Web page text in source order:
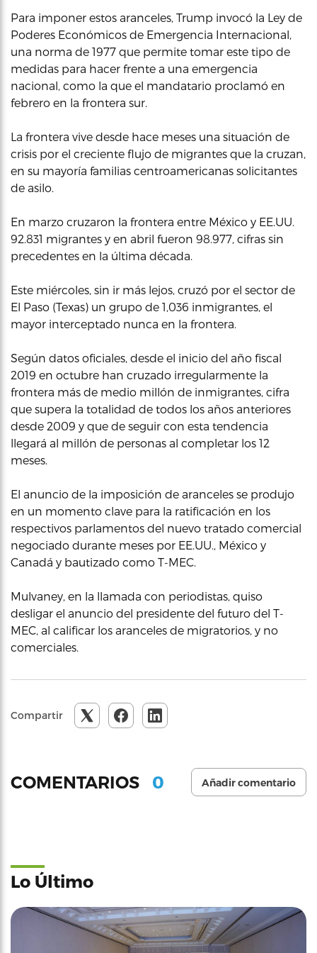
Para imponer estos aranceles, Trump invocó la Ley de
Poderes Económicos de Emergencia Internacional,
una norma de 1977 que permite tomar este tipo de
medidas para hacer frente a una emergencia
nacional, como la que el mandatario proclamó en
febrero en la frontera sur.
La frontera vive desde hace meses una situación de
crisis por el creciente flujo de migrantes que la cruzan,
en su mayoría familias centroamericanas solicitantes
de asilo.
En marzo cruzaron la frontera entre México y EE.UU.
92.831 migrantes y en abril fueron 98.977, cifras sin
precedentes en la última década.
Este miércoles, sin ir más lejos, cruzó por el sector de
El Paso (Texas) un grupo de 1,036 inmigrantes, el
mayor interceptado nunca en la frontera.
Según datos oficiales, desde el inicio del año fiscal
2019 en octubre han cruzado irregularmente la
frontera más de medio millón de inmigrantes, cifra
que supera la totalidad de todos los años anteriores
desde 2009 y que de seguir con esta tendencia
llegará al millón de personas al completar los 12
meses.
El anuncio de la imposición de aranceles se produjo
en un momento clave para la ratificación en los
respectivos parlamentos del nuevo tratado comercial
negociado durante meses por EE.UU., México y
Canadá y bautizado como T-MEC.
Mulvaney, en la llamada con periodistas, quiso
desligar el anuncio del presidente del futuro del T-
MEC, al calificar los aranceles de migratorios, y no
comerciales.
Compartir
COMENTARIOS 0 Añadir comentario
Lo Último